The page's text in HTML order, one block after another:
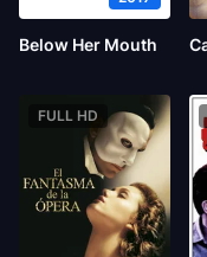
Below Her Mouth
FULL HD